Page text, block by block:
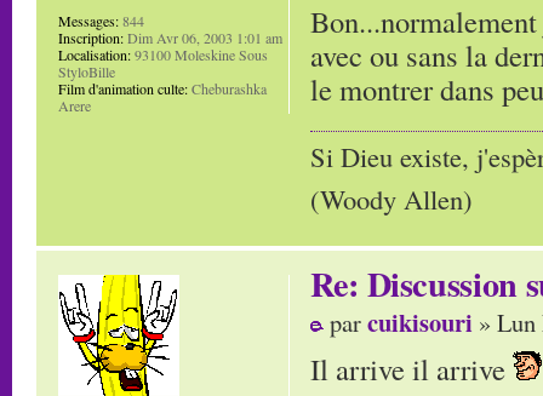
avec ou sans la
le montrer dans
Si Dieu existe,
(Woody Allen)
Messages:844
Inscription:Dim Avr 06, 2003 1:01 am
Localisation:93100 Moleskine Sous
StyloBille
Film d'animation culte:Cheburashka
Arere
Re: Discussion
parcuikisouri » Lun
Il arrive il arrive